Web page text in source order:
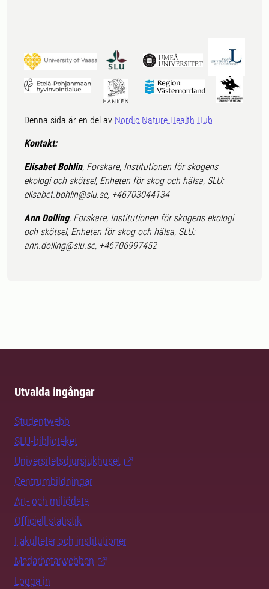
Denna sida är en del av Nordic Nature Health Hub
Kontakt:
Elisabet Bohlin, Forskare, Institutionen för skogens
ekologi och skötsel, Enheten för skog och hälsa, SLU:
elisabet.bohlin@slu.se, +46703044134
Ann Dolling, Forskare, Institutionen för skogens ekologi
och skötsel, Enheten för skog och hälsa, SLU:
ann.dolling@slu.se, +46706997452
Utvalda ingångar
Studentwebb
SLU-biblioteket
Universitetsdjursjukhuset
Centrumbildningar
Art- och miljödata
Officiell statistik
Fakulteter och institutioner
Medarbetarwebben
Logga in